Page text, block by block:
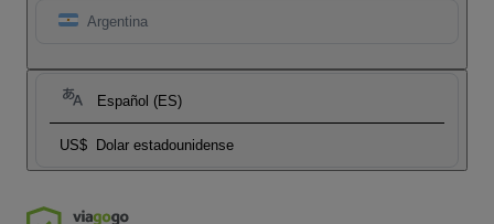
Argentina
Español (ES)
US$ Dolar estadounidense